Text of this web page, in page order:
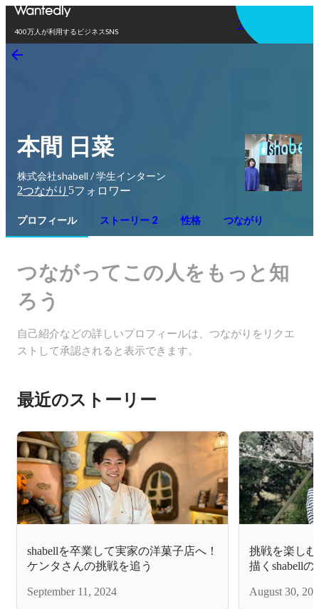
400万人が利用するビジネスSNS
アプリを使う
本間 日菜
株式会社shabell / 学生インターン
2つながり 5フォロワー
プロフィール ストーリー 2 性格 つながり
つながってこの人をもっと知
ろう
自己紹介などの詳しいプロフィールは、つながりをリクエ
ストして承認されると表示できます。
最近のストーリー
shabellを卒業して実家の洋菓子店へ！
ケンタさんの挑戦を追う
September 11, 2024
挑戦を楽し
描くshabellの
August 30,